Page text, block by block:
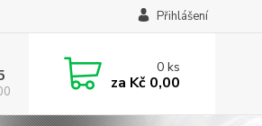
Přihlášení
0ks
za Kč 0,00